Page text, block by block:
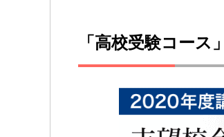
「高校受験コース